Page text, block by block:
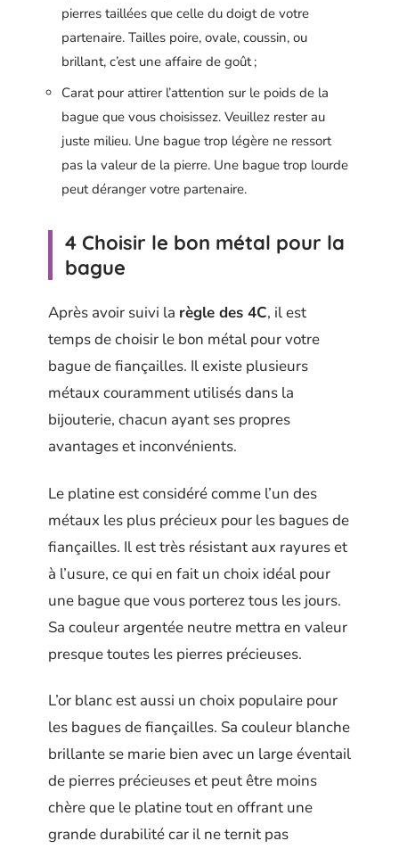
pierres taillées que celle du doigt de votre
partenaire. Tailles poire, ovale, coussin, ou
brillant, c’est une affaire de goût ;
Carat pour attirer l’attention sur le poids de la
bague que vous choisissez. Veuillez rester au
juste milieu. Une bague trop légère ne ressort
pas la valeur de la pierre. Une bague trop lourde
peut déranger votre partenaire.
4 Choisir le bon métal pour la
bague
Après avoir suivi la règle des 4C, il est
temps de choisir le bon métal pour votre
bague de fiançailles. Il existe plusieurs
métaux couramment utilisés dans la
bijouterie, chacun ayant ses propres
avantages et inconvénients.
Le platine est considéré comme l’un des
métaux les plus précieux pour les bagues de
fiançailles. Il est très résistant aux rayures et
à l’usure, ce qui en fait un choix idéal pour
une bague que vous porterez tous les jours.
Sa couleur argentée neutre mettra en valeur
presque toutes les pierres précieuses.
L’or blanc est aussi un choix populaire pour
les bagues de fiançailles. Sa couleur blanche
brillante se marie bien avec un large éventail
de pierres précieuses et peut être moins
chère que le platine tout en offrant une
grande durabilité car il ne ternit pas